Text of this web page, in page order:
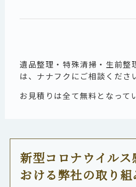
遺品整理・特殊清掃・生前整
は、ナナフクにご相談くださ
お見積りは全て無料となって
新型コロナウイルス
おける弊社の取り組